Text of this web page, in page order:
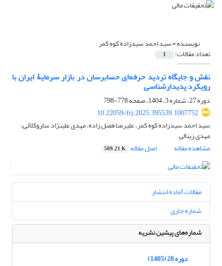
نویسنده =سید احمد سیدزاده کوه کمر
تعداد مقالات: 1
نقش و جایگاه تردید حرفه‌‌ای حسابرسان در بازار سرمایۀ ایران با
رویکرد پدیدارشناسی
دوره 27، شماره 3، 1404، صفحه
778-798
10.22059/frj.2025.395539.1007752
سید احمد سیدزاده کوه کمر، علیرضا فضل زاده، مهدی علینژاد ساروکلائی،
مهدی زینالی
مشاهده مقاله
اصل مقاله 509.21 K
مقالات آماده انتشار
شماره جاری
شماره‌های پیشین نشریه
دوره 28 (1405)